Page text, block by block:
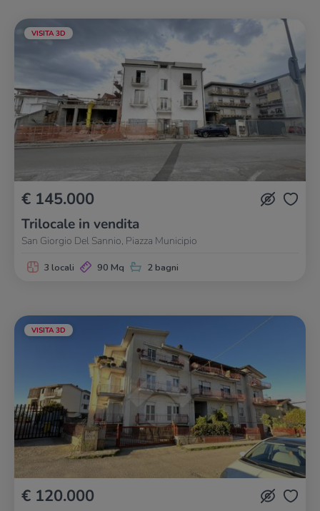
VISITA 3D
€ 145.000
Trilocale in vendita
San Giorgio Del Sannio, Piazza Municipio
3 locali 90 Mq 2 bagni
VISITA 3D
€ 120.000